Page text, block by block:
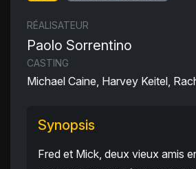
RÉALISATEUR
Paolo Sorrentino
CASTING
Michael Caine, Harvey Keitel,
Synopsis
Fred et Mick, deux vieux amis